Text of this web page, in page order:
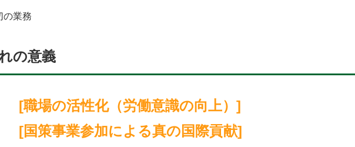
の業務
の意義
[職場の活性化（労働意識の向上）]
[国策事業参加による真の国際貢献]